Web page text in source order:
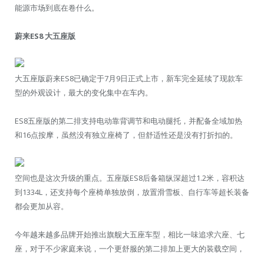
能源市场到底在卷什么。
蔚来ES8 大五座版
大五座版蔚来ES8已确定于7月9日正式上市，新车完全延续了现款车
型的外观设计，最大的变化集中在车内。
ES8五座版的第二排支持电动靠背调节和电动腿托，并配备全域加热
和16点按摩，虽然没有独立座椅了，但舒适性还是没有打折扣的。
空间也是这次升级的重点。五座版ES8后备箱纵深超过1.2米，容积达
到1334L，还支持每个座椅单独放倒，放置滑雪板、自行车等超长装备
都会更加从容。
今年越来越多品牌开始推出旗舰大五座车型，相比一味追求六座、七
座，对于不少家庭来说，一个更舒服的第二排加上更大的装载空间，